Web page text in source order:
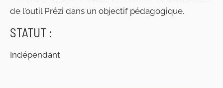
de l’outil Prézi dans un objectif pédagogique.
STATUT :
Indépendant